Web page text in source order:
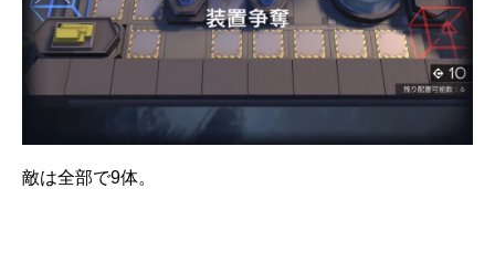
敵は全部で9体。